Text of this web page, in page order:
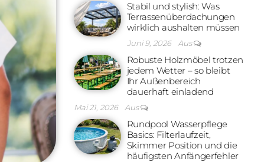
Stabil und stylish: Was
Terrassenüberdachungen
wirklich aushalten müssen
Juni 9, 2026 Aus
Robuste Holzmöbel trotzen
jedem Wetter – so bleibt
Ihr Außenbereich
dauerhaft einladend
Mai 21, 2026 Aus
Rundpool Wasserpflege
Basics: Filterlaufzeit,
Skimmer Position und die
häufigsten Anfängerfehler